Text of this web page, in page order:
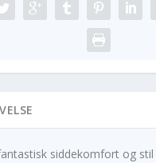
siddekomfort og stil